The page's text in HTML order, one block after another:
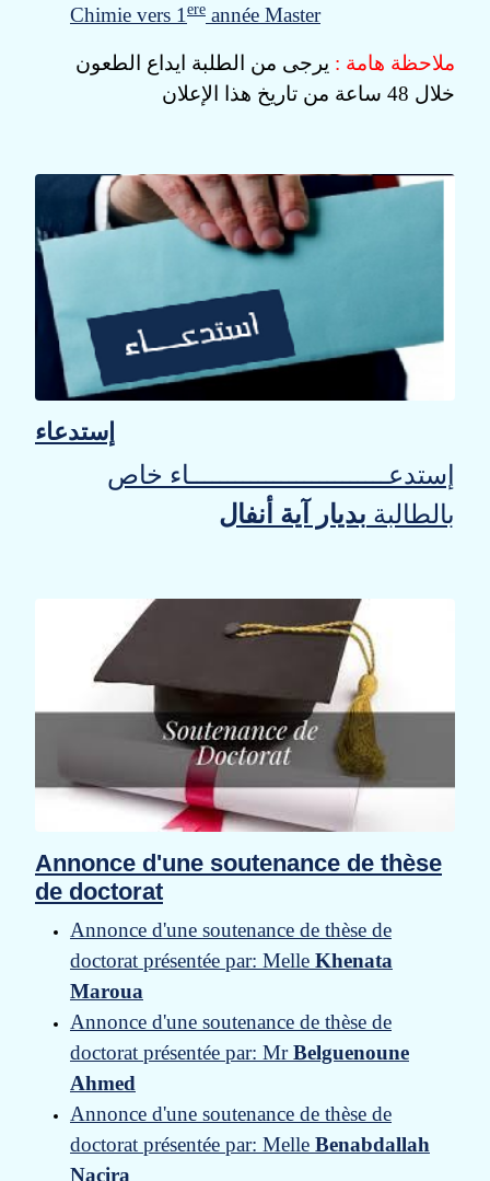
Chimie vers 1ere année Master
ملاحظة هامة : يرجى من الطلبة ايداع الطعون
خلال 48 ساعة من تاريخ هذا الإعلان
إستدعاء
إستدعــــــــــــــــــــــــــاء خاص
بالطالبة بديار آية أنفال
Annonce d'une soutenance de thèse
de doctorat
Annonce d'une soutenance de thèse de
doctorat présentée par: Melle Khenata
Maroua
Annonce d'une soutenance de thèse de
doctorat présentée par: MrBelguenoune
Ahmed
Annonce d'une soutenance de thèse de
doctorat présentée par: Melle Benabdallah
Nacira